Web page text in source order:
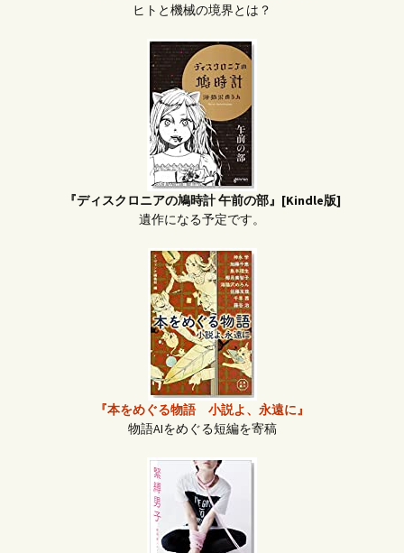
ヒトと機械の境界とは？
『ディスクロニアの鳩時計 午前の部』[Kindle版]
遺作になる予定です。
『本をめぐる物語 小説よ、永遠に』
物語AIをめぐる短編を寄稿